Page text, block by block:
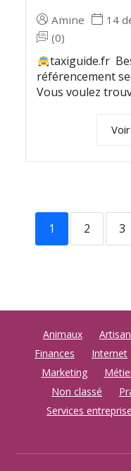
Amine 14
(0)
taxiguide.fr
référencement
Vous voulez
1 2 3
Animaux
Finances
Internet
Marketing
Non classé
Services